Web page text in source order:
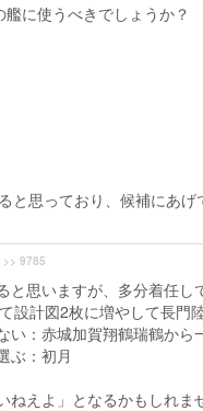
に使うべきでしょうか？
と思っており、候補にあ
>> 9785
思いますが、多分着任し
設計図2枚に増やして長門
：赤城加賀翔鶴瑞鶴から
ぶ：初月
えよ」となるかもしれ